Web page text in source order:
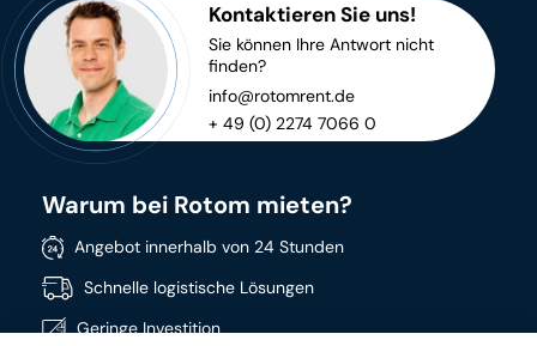
Kontaktieren Sie uns!
Sie können Ihre Antwort nicht
finden?
info@rotomrent.de
+ 49 (0) 2274 7066 0
Warum bei Rotom mieten?
Angebot innerhalb von 24 Stunden
Schnelle logistische Lösungen
Geringe Investition